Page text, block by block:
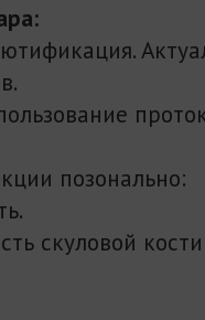
позонально:
скуловой